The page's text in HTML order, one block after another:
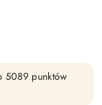
5089 punktów